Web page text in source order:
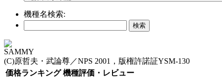
機種名検索:
SAMMY
(C)原哲夫・武論尊／NPS 2001，版権許諾証YSM-130
価格ランキング 機種評価・レビュー